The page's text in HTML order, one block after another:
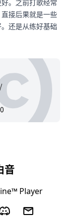
。之前打歌经常
接后果就是一些
还是从练好基础
音
Player